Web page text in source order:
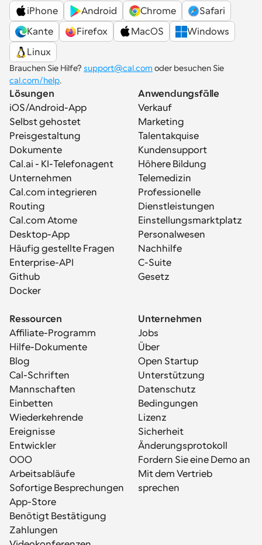
iPhone
Android Chrome
Safari
Kante
Firefox MacOS
Windows
Linux
Brauchen Sie Hilfe? support@cal.com
cal.com/help.
Lösungen
iOS/Android-App
Selbst gehostet
Preisgestaltung
Dokumente
Cal.ai - KI-Telefonagent
Unternehmen
Cal.com integrieren
Routing
Cal.com Atome
Desktop-App
Häufig gestellte Fragen
Enterprise-API
Github
Docker
Anwendungsfälle
Verkauf
Marketing
Talentakquise
Kundensupport
Höhere Bildung
Telemedizin
Professionelle
Dienstleistungen
Einstellungsmarktplatz
Personalwesen
Nachhilfe
C-Suite
Gesetz
Ressourcen
Affiliate-Programm
Hilfe-Dokumente
Blog
Cal-Schriften
Mannschaften
Einbetten
Wiederkehrende
Ereignisse
Entwickler
OOO
Arbeitsabläufe
Sofortige Besprechungen
App-Store
Benötigt Bestätigung
Zahlungen
Unternehmen
Jobs
Über
Open Startup
Unterstützung
Datenschutz
Bedingungen
Lizenz
Sicherheit
Änderungsprotokoll
Fordern Sie eine Demo an
Mit dem Vertrieb
sprechen